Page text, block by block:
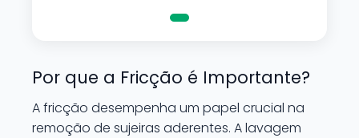
Por que a Fricção é Importante?
A fricção desempenha um papel crucial na
remoção de sujeiras aderentes. A lavagem